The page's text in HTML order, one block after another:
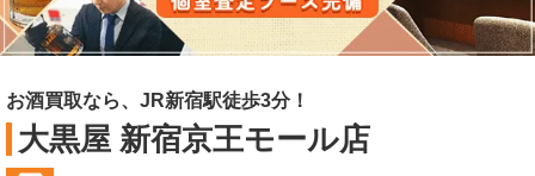
お酒買取なら、JR新宿駅徒歩3分！
大黒屋 新宿京王モール店